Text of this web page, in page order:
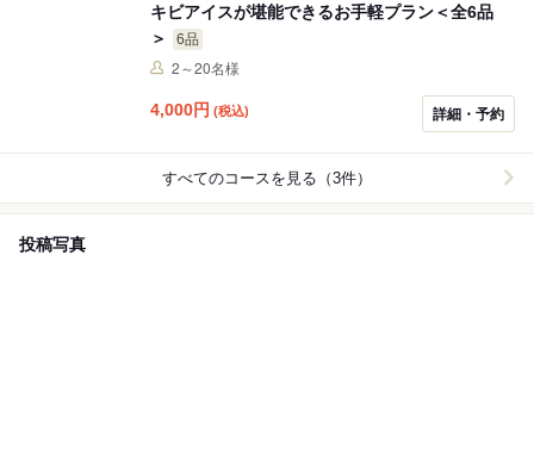
キビアイスが堪能できるお手軽プラン＜全6品
＞
6品
2～20名様
4,000円 (税込) 詳細・予約
すべてのコースを見る（3件）
投稿写真